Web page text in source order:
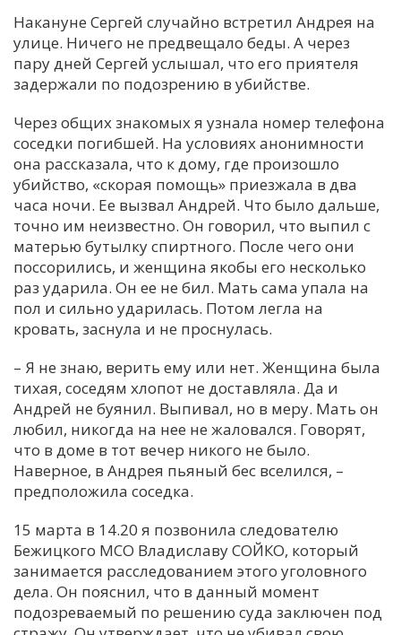
Накануне Сергей случайно встретил Андрея на
улице. Ничего не предвещало беды. А через
пару дней Сергей услышал, что его приятеля
задержали по подозрению в убийстве.
Через общих знакомых я узнала номер телефона
соседки погибшей. На условиях анонимности
она рассказала, что к дому, где произошло
убийство, «скорая помощь» приезжала в два
часа ночи. Ее вызвал Андрей. Что было дальше,
точно им неизвестно. Он говорил, что выпил с
матерью бутылку спиртного. После чего они
поссорились, и женщина якобы его несколько
раз ударила. Он ее не бил. Мать сама упала на
пол и сильно ударилась. Потом легла на
кровать, заснула и не проснулась.
– Я не знаю, верить ему или нет. Женщина была
тихая, соседям хлопот не доставляла. Да и
Андрей не буянил. Выпивал, но в меру. Мать он
любил, никогда на нее не жаловался. Говорят,
что в доме в тот вечер никого не было.
Наверное, в Андрея пьяный бес вселился, –
предположила соседка.
15 марта в 14.20 я позвонила следователю
Бежицкого МСО Владиславу СОЙКО, который
занимается расследованием этого уголовного
дела. Он пояснил, что в данный момент
подозреваемый по решению суда заключен под